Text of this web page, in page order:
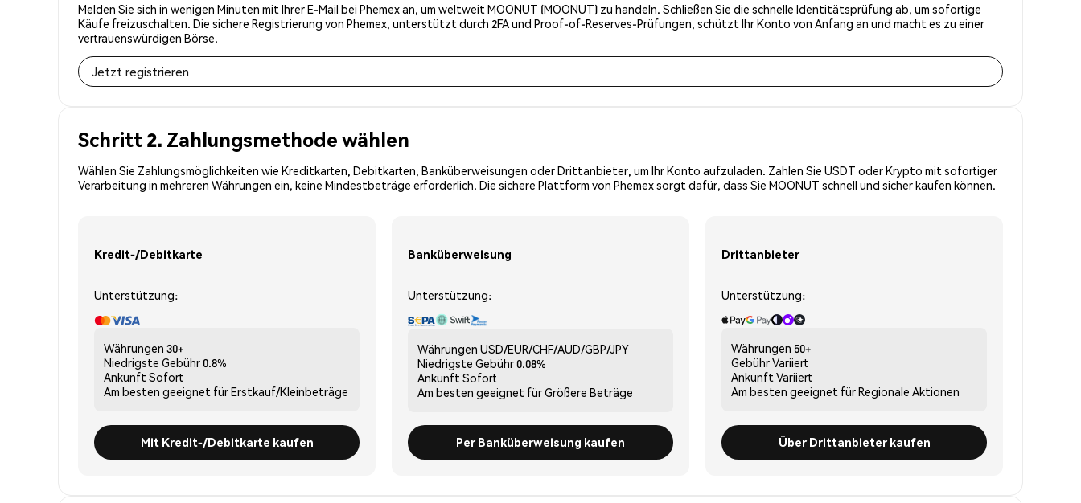
Melden Sie sich in wenigen Minuten mit Ihrer E-Mail bei Phemex an, um weltweit MOONUT (MOONUT) zu handeln. Schließen Sie die schnelle Identitätsprüfung ab, um sofortige
Käufe freizuschalten. Die sichere Registrierung von Phemex, unterstützt durch 2FA und Proof-of-Reserves-Prüfungen, schützt Ihr Konto von Anfang an und macht es zu einer
vertrauenswürdigen Börse.
Jetzt registrieren
Schritt 2. Zahlungsmethode wählen
Wählen Sie Zahlungsmöglichkeiten wie Kreditkarten, Debitkarten, Banküberweisungen oder Drittanbieter, um Ihr Konto aufzuladen. Zahlen Sie USDT oder Krypto mit sofortiger
Verarbeitung in mehreren Währungen ein, keine Mindestbeträge erforderlich. Die sichere Plattform von Phemex sorgt dafür, dass Sie MOONUT schnell und sicher kaufen können.
Kredit-/Debitkarte
Unterstützung:
Währungen 30+
Niedrigste Gebühr0.8%
Ankunft Sofort
Am besten geeignet fürErstkauf/Kleinbeträge
Mit Kredit-/Debitkarte kaufen
Banküberweisung
Unterstützung:
Währungen USD/EUR/CHF/AUD/GBP/JPY
Niedrigste Gebühr0.08%
Ankunft Sofort
Am besten geeignet fürGrößere Beträge
Per Banküberweisung kaufen
Drittanbieter
Unterstützung:
Währungen 50+
GebührVariiert
Ankunft Variiert
Am besten geeignet fürRegionale Aktionen
Über Drittanbieter kaufen